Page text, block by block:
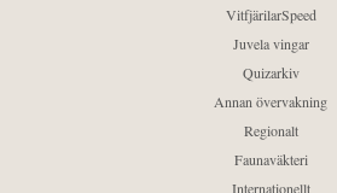
VitfjärilarSpeed
Juvela vingar
Quizarkiv
Annan övervakning
Regionalt
Faunaväkteri
Internationellt